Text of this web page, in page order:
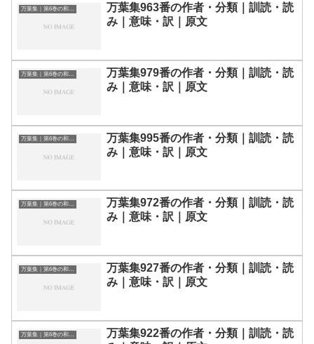
万葉集｜第6巻の和歌一覧
万葉集963番の作者・分類｜訓読・読
み｜意味・訳｜原文
万葉集｜第6巻の和歌一覧
万葉集979番の作者・分類｜訓読・読
み｜意味・訳｜原文
万葉集｜第6巻の和歌一覧
万葉集995番の作者・分類｜訓読・読
み｜意味・訳｜原文
万葉集｜第6巻の和歌一覧
万葉集972番の作者・分類｜訓読・読
み｜意味・訳｜原文
万葉集｜第6巻の和歌一覧
万葉集927番の作者・分類｜訓読・読
み｜意味・訳｜原文
万葉集｜第6巻の和歌一覧
万葉集922番の作者・分類｜訓読・読